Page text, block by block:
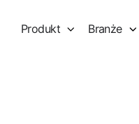
Produkt Branże